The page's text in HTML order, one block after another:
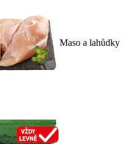
Maso a lahůdky